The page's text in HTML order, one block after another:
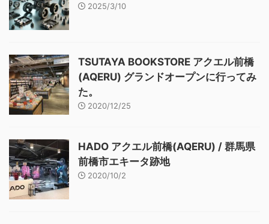
2025/3/10
TSUTAYA BOOKSTORE アクエル前橋
(AQERU) グランドオープンに行ってみ
た。
2020/12/25
HADO アクエル前橋(AQERU) / 群馬県
前橋市エキータ跡地
2020/10/2